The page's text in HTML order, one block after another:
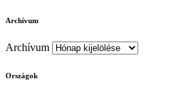
Archívum
Archívum
Országok